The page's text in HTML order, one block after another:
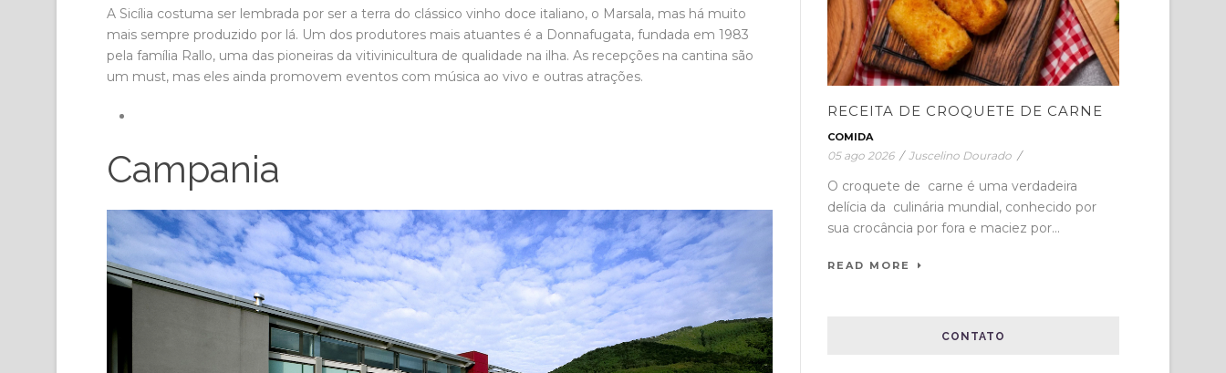
A Sicília costuma ser lembrada por ser a terra do clássico vinho doce italiano, o Marsala, mas há muito
mais sempre produzido por lá. Um dos produtores mais atuantes é a Donnafugata, fundada em 1983
pela família Rallo, uma das pioneiras da vitivinicultura de qualidade na ilha. As recepções na cantina são
um must, mas eles ainda promovem eventos com música ao vivo e outras atrações.
Campania
RECEITA DE CROQUETE DE CARNE
COMIDA
05 ago 2026 / Juscelino Dourado /
O croquete de carne é uma verdadeira
delícia da culinária mundial, conhecido por
sua crocância por fora e maciez por...
READ MORE
CONTATO